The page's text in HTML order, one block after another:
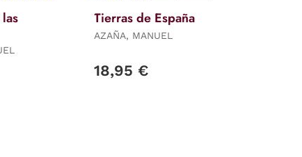
Tierras de España
AZAÑA, MANUEL
18,95 €